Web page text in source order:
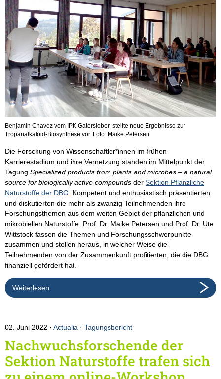
Benjamin Chavez vom IPK Gatersleben stellte neue Ergebnisse zur
Tropanalkaloid-Biosynthese vor. Foto: Maike Petersen
Die Forschung von Wissenschaftler*innen im frühen
Karrierestadium und ihre Vernetzung standen im Mittelpunkt der
Tagung Specialized products from plants and microbes – a natural
source for biologically active compounds der Sektion Pflanzliche
Naturstoffe der DBG . Kompetent und enthusiastisch präsentierten
und diskutierten die mehr als zwanzig Teilnehmenden ihre
Forschungsthemen aus dem weiten Gebiet der pflanzlichen und
mikrobiellen Naturstoffe. Prof. Dr. Maike Petersen und Prof. Dr. Ute
Wittstock fassen die Themen und Forschungsschwerpunkte
zusammen und stellen heraus, in welcher Weise die
Teilnehmenden von der Zusammenkunft profitierten, die die DBG
finanziell gefördert hat.
Weiterlesen
02. Juni 2022 Actualia · Tagungsbericht
Nachwuchsforschende der
Sektion Naturstoffe trafen sich